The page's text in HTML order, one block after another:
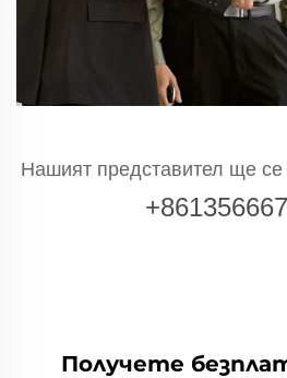
Нашият представител ще се
Получете